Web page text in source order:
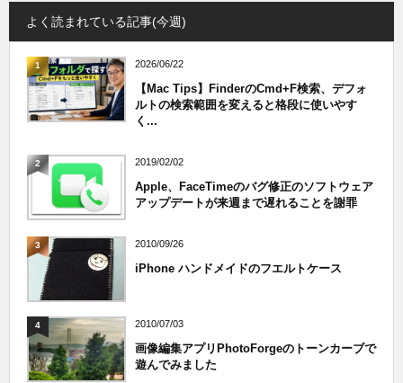
よく読まれている記事(今週)
1 2026/06/22
【Mac Tips】FinderのCmd+F検索、デフォ
ルトの検索範囲を変えると格段に使いやす
く...
2 2019/02/02
Apple、FaceTimeのバグ修正のソフトウェア
アップデートが来週まで遅れることを謝罪
3 2010/09/26
iPhone ハンドメイドのフエルトケース
4 2010/07/03
画像編集アプリPhotoForgeのトーンカーブで
遊んでみました